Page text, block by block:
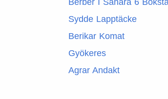
Berber I Sahara 6
Sydde Lapptäcke
Berikar Komat
Gyökeres
Agrar Andakt